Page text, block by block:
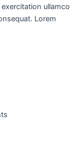
ullamco
Lorem